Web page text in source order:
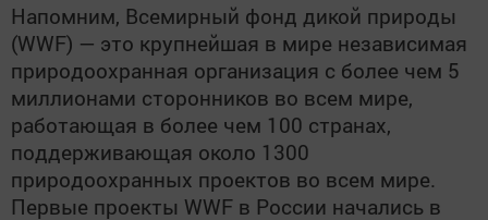
Напомним, Всемирный фонд дикой природы
(WWF) — это крупнейшая в мире независимая
природоохранная организация с более чем 5
миллионами сторонников во всем мире,
работающая в более чем 100 странах,
поддерживающая около 1300
природоохранных проектов во всем мире.
Первые проекты WWF в России начались в